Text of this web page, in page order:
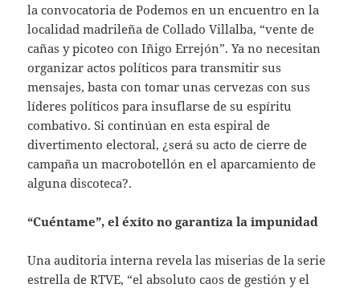
la convocatoria de Podemos en un encuentro en la
localidad madrileña de Collado Villalba, “vente de
cañas y picoteo con Iñigo Errejón”. Ya no necesitan
organizar actos políticos para transmitir sus
mensajes, basta con tomar unas cervezas con sus
líderes políticos para insuflarse de su espíritu
combativo. Si continúan en esta espiral de
divertimento electoral, ¿será su acto de cierre de
campaña un macrobotellón en el aparcamiento de
alguna discoteca?.
“Cuéntame”, el éxito no garantiza la impunidad
Una auditoria interna revela las miserias de la serie
estrella de RTVE, “el absoluto caos de gestión y el